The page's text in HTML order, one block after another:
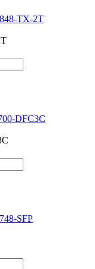
TX-2T
DFC3C
SFP